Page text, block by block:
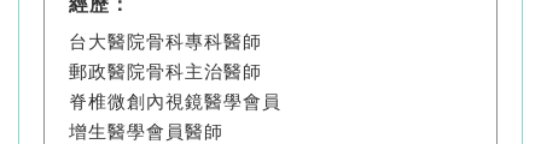
台大醫院骨科專科醫師
郵政醫院骨科主治醫師
脊椎微創內視鏡醫學會員
增生醫學會員醫師